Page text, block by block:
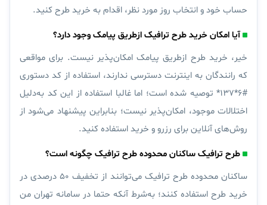
حساب خود و انتخاب روز مورد نظر، اقدام به خرید طرح کنید.
آیا امکان خرید طرح ترافیک ازطریق پیامک وجود دارد؟
خیر، خرید طرح ازطریق پیامک امکان‌پذیر نیست. برای مواقعی
که رانندگان به اینترنت دسترسی ندارند، استفاده از کد دستوری
#۶*۱۳۷* توصیه شده است؛ اما غالبا استفاده از این کد به‌دلیل
اختلالات موجود، ‌امکان‌پذیر نیست؛ بنابراین پیشنهاد می‌شود از
روش‌های آنلاین برای رزرو و خرید استفاده کنید.
طرح ترافیک ساکنان محدوده طرح ترافیک چگونه است؟
ساکنان محدوده طرح ترافیک می‌توانند از تخفیف ۵۰ درصدی در
خرید طرح استفاده کنند؛ به‌شرط آنکه حتما در سامانه تهران من